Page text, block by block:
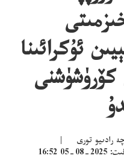
ئۇكرائىنا
رادىيو تورى |